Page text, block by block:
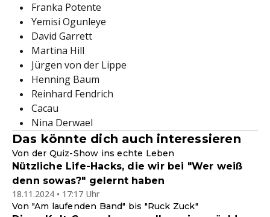
Franka Potente
Yemisi Ogunleye
David Garrett
Martina Hill
Jürgen von der Lippe
Henning Baum
Reinhard Fendrich
Cacau
Nina Derwael
Das könnte dich auch interessieren
Von der Quiz-Show ins echte Leben
Nützliche Life-Hacks, die wir bei "Wer weiß
denn sowas?" gelernt haben
18.11.2024 • 17:17 Uhr
Von "Am laufenden Band" bis "Ruck Zuck"